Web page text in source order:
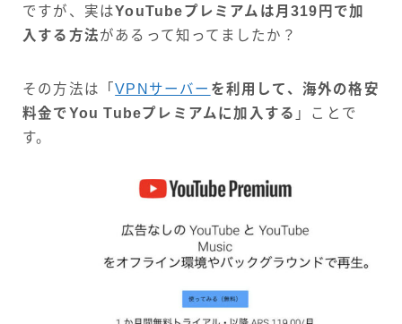
ですが、実はYouTubeプレミアムは月319円で加
入する方法があるって知ってましたか？
その方法は「VPNサーバー を利用して、海外の格安
料金でYou Tubeプレミアムに加入する 」ことで
す。